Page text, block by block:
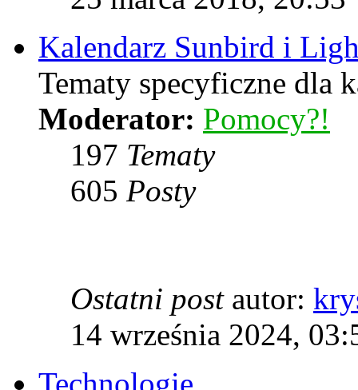
Kalendarz Sunbird i
Tematy specyficzne dla
Moderator: Pomocy?!
197 Tematy
605 Posty
Ostatni postautor:
14 września 2024,